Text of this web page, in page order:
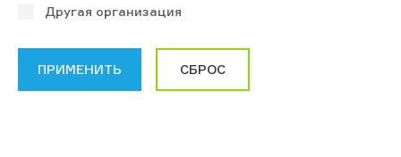
Другая организация